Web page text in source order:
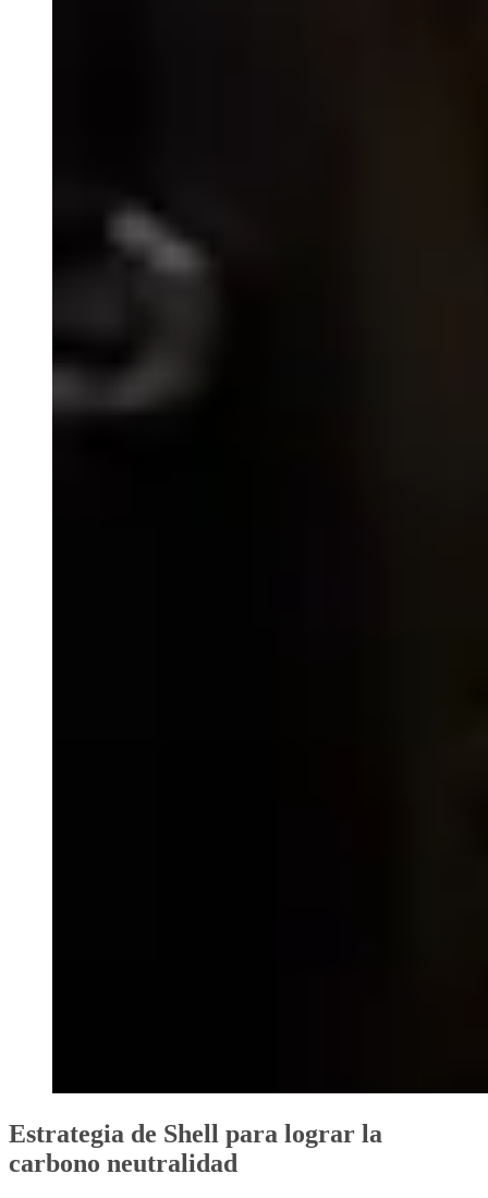
Estrategia de Shell para lograr la
carbono neutralidad